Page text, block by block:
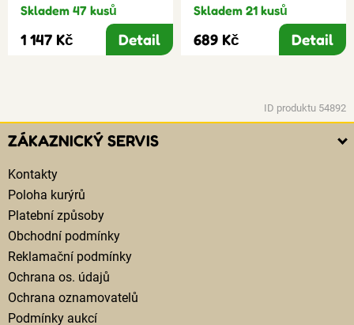
Skladem 47 kusů
1 147 Kč Detail
Skladem 21 kusů
689 Kč Detail
ID produktu 54892
ZÁKAZNICKÝ SERVIS
Kontakty
Poloha kurýrů
Platební způsoby
Obchodní podmínky
Reklamační podmínky
Ochrana os. údajů
Ochrana oznamovatelů
Podmínky aukcí